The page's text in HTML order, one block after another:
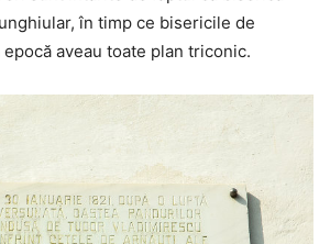
în timp ce bisericile de
aveau toate plan triconic.